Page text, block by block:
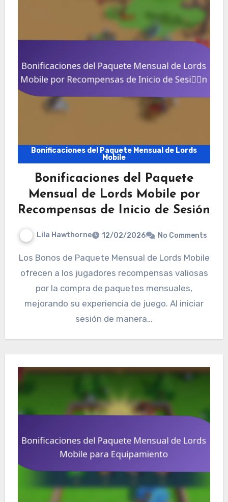
Bonificaciones del Paquete Mensual de Lords
Mobile
Bonificaciones del Paquete
Mensual de Lords Mobile por
Recompensas de Inicio de Sesión
Lila Hawthorne 12/02/2026 No Comments
Los Bonos de Paquete Mensual de Lords Mobile
ofrecen a los jugadores recompensas valiosas
por la compra de paquetes mensuales,
mejorando su experiencia de juego. Al iniciar
sesión de manera…